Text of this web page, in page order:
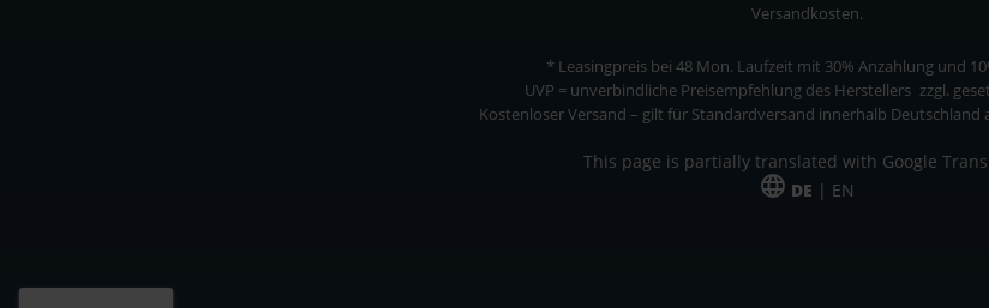
Versandkosten.
* Leasingpreis bei 48 Mon. Laufzeit mit 30% Anzahlung und
UVP = unverbindliche Preisempfehlung des Herstellers zzgl.
Kostenloser Versand – gilt für Standardversand innerhalb Deutschland
This page is partially translated with Google
DE | EN